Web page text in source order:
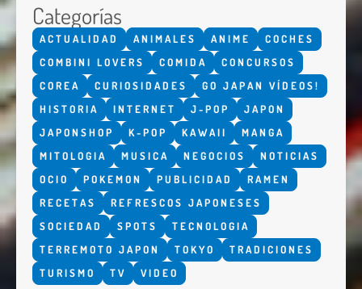
Categorías
ACTUALIDAD ANIMALES ANIME
COCHES
COMBINI LOVERS
COMIDA
CONCURSOS
COREA
CURIOSIDADES
GO JAPAN VÍDEOS!
HISTORIA
INTERNET J-POP
JAPON
JAPONSHOP
K-POP KAWAII
MANGA
MITOLOGIA
MUSICA NEGOCIOS
NOTICIAS
OCIO
POKEMON PUBLICIDAD
RAMEN
RECETAS
REFRESCOS JAPONESES
SOCIEDAD
SPOTS
TECNOLOGIA
TERREMOTO JAPON
TOKYO
TRADICIONES
TURISMO
TV VIDEO